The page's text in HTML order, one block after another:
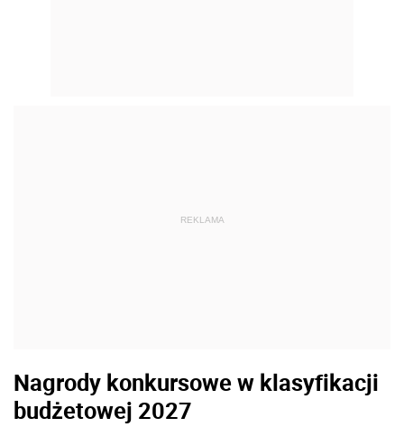
REKLAMA
Nagrody konkursowe w klasyfikacji
budżetowej 2027